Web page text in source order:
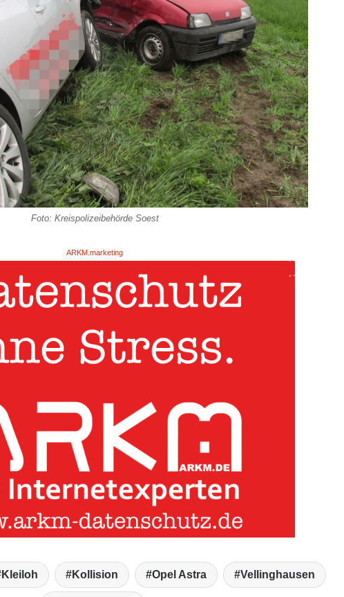
Foto: Kreispolizeibehörde Soest
ARKM.marketing
Kleiloh Kollision Opel Astra Vellinghausen